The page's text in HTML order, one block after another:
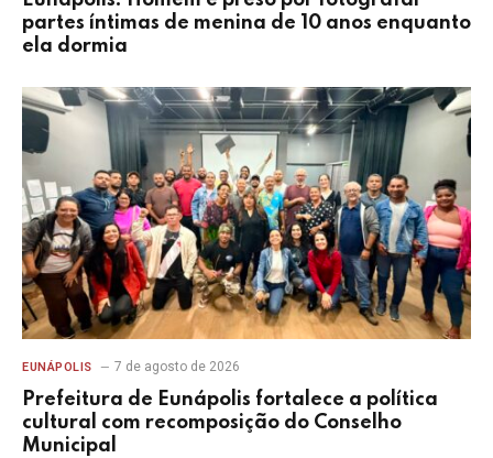
partes íntimas de menina de 10 anos enquanto
ela dormia
EUNÁPOLIS 7 de agosto de 2026
Prefeitura de Eunápolis fortalece a política
cultural com recomposição do Conselho
Municipal